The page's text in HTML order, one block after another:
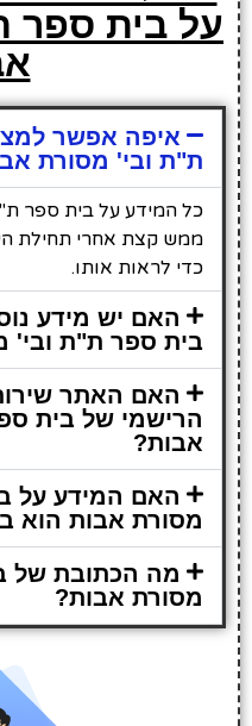
על בית ספר
איפה אפשר
ת"ת ובי' מסורת
כל המידע על בית ספר
ממש קצת אחרי תחילת
כדי לראות אותו.
האם יש מידע
בית ספר ת"ת ובי'
האם האתר
הרישמי של בית
אבות?
האם המידע על
מסורת אבות הוא
מה הכתובת של
מסורת אבות?